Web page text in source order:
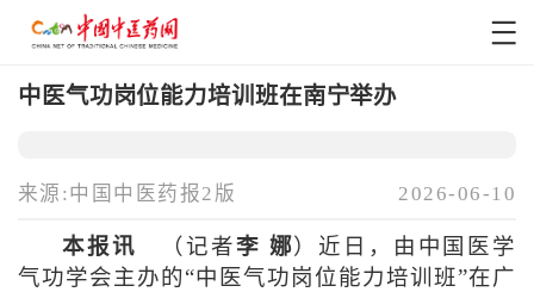
中医气功岗位能力培训班在南宁举办
来源:中国中医药报2版 2026-06-10
本报讯 （记者李 娜）近日，由中国医学
气功学会主办的“中医气功岗位能力培训班”在广